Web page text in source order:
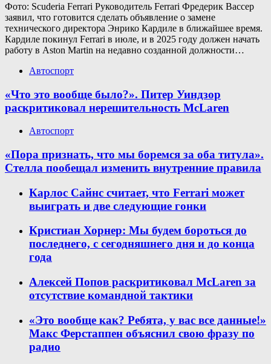
Фото: Scuderia Ferrari Руководитель Ferrari Фредерик Вассер
заявил, что готовится сделать объявление о замене
технического директора Энрико Кардиле в ближайшее время.
Кардиле покинул Ferrari в июле, и в 2025 году должен начать
работу в Aston Martin на недавно созданной должности…
Автоспорт
«Что это вообще было?». Питер Уиндзор
раскритиковал нерешительность McLaren
Автоспорт
«Пора признать, что мы боремся за оба титула».
Стелла пообещал изменить внутренние правила
Карлос Сайнс считает, что Ferrari может
выиграть и две следующие гонки
Кристиан Хорнер: Мы будем бороться до
последнего, с сегодняшнего дня и до конца
года
Алексей Попов раскритиковал McLaren за
отсутствие командной тактики
«Это вообще как? Ребята, у вас все данные!»
Макс Ферстаппен объяснил свою фразу по
радио